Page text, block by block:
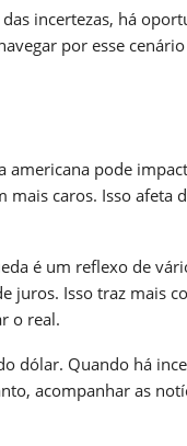
incertezas, há
por esse
pode
caros. Isso afeta
é um reflexo de
juros. Isso traz mais
o real.
dólar. Quando há
acompanhar as